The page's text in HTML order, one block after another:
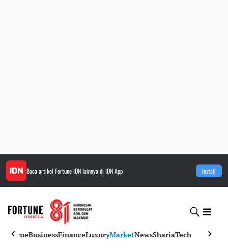
Baca artikel Fortune IDNlainnya di IDN App Install
HomeBusinessFinanceLuxuryMarketNewsShariaTech